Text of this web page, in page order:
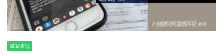
書寫省思